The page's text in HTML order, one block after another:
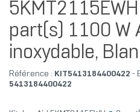
part(s) 1100 W
inoxydable,
Référence : KIT5413184400422 -
5413184400422